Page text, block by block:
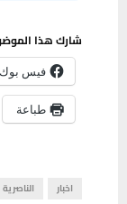
شارك هذا
فيس بوك
طباعة
اخبار الناصرية